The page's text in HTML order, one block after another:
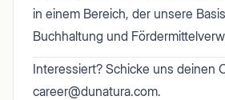
in einem Bereich, der unsere
Buchhaltung und
Interessiert? Schicke uns deinen
career@dunatura.com.